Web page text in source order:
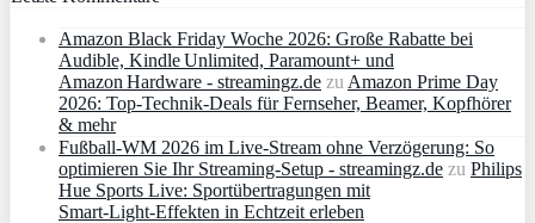
Amazon Black Friday Woche 2026: Große Rabatte bei
Audible, Kindle Unlimited, Paramount+ und
Amazon Hardware - streamingz.de zuAmazon Prime Day
2026: Top-Technik-Deals für Fernseher, Beamer, Kopfhörer
& mehr
Fußball-WM 2026 im Live-Stream ohne Verzögerung: So
optimieren Sie Ihr Streaming-Setup - streamingz.de zu Philips
Hue Sports Live: Sportübertragungen mit
Smart‑Light‑Effekten in Echtzeit erleben